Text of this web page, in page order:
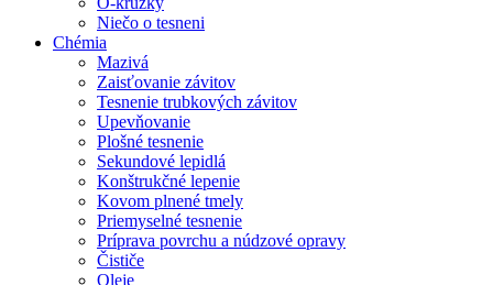
Niečo o tesneni
Chémia
Mazivá
Zaisťovanie závitov
Tesnenie trubkových závitov
Upevňovanie
Plošné tesnenie
Sekundové lepidlá
Konštrukčné lepenie
Kovom plnené tmely
Priemyselné tesnenie
Príprava povrchu a núdzové opravy
Čističe
Oleje